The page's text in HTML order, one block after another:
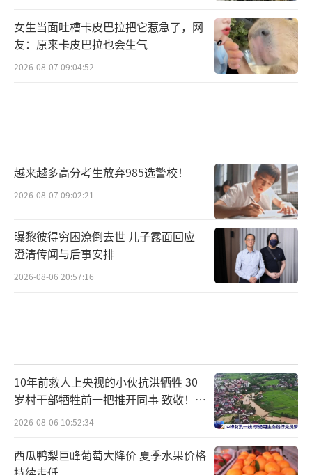
女生当面吐槽卡皮巴拉把它惹急了，网
友：原来卡皮巴拉也会生气
2026-08-07 09:04:52
越来越多高分考生放弃985选警校！
2026-08-07 09:02:21
曝黎彼得穷困潦倒去世 儿子露面回应
澄清传闻与后事安排
2026-08-06 20:57:16
10年前救人上央视的小伙抗洪牺牲 30
岁村干部牺牲前一把推开同事 致敬！送
别！
2026-08-06 10:52:34
西瓜鸭梨巨峰葡萄大降价 夏季水果价格